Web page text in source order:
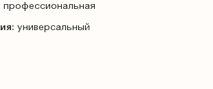
профессиональная
универсальный